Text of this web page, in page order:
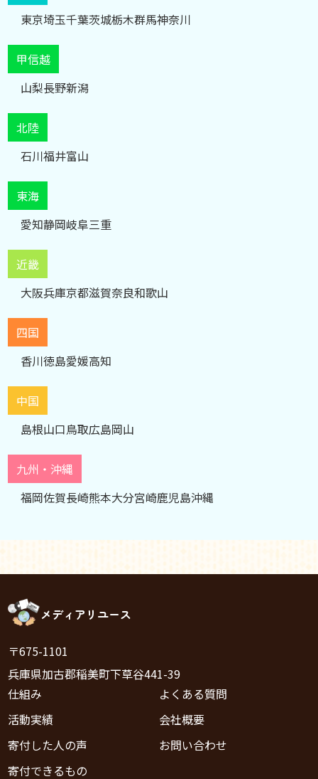
東京埼玉千葉茨城栃木群馬神奈川
甲信越
山梨長野新潟
北陸
石川福井富山
東海
愛知静岡岐阜三重
近畿
大阪兵庫京都滋賀奈良和歌山
四国
香川徳島愛媛高知
中国
島根山口鳥取広島岡山
九州・沖縄
福岡佐賀長崎熊本大分宮崎鹿児島沖縄
メディアリユース
〒675-1101
兵庫県加古郡稲美町下草谷441-39
仕組み
活動実績
寄付した人の声
寄付できるもの
よくある質問
会社概要
お問い合わせ